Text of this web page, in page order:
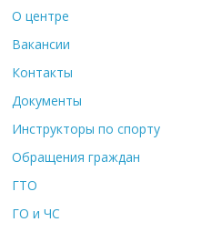
О центре
Вакансии
Контакты
Документы
Инструкторы по спорту
Обращения граждан
ГТО
ГО и ЧС